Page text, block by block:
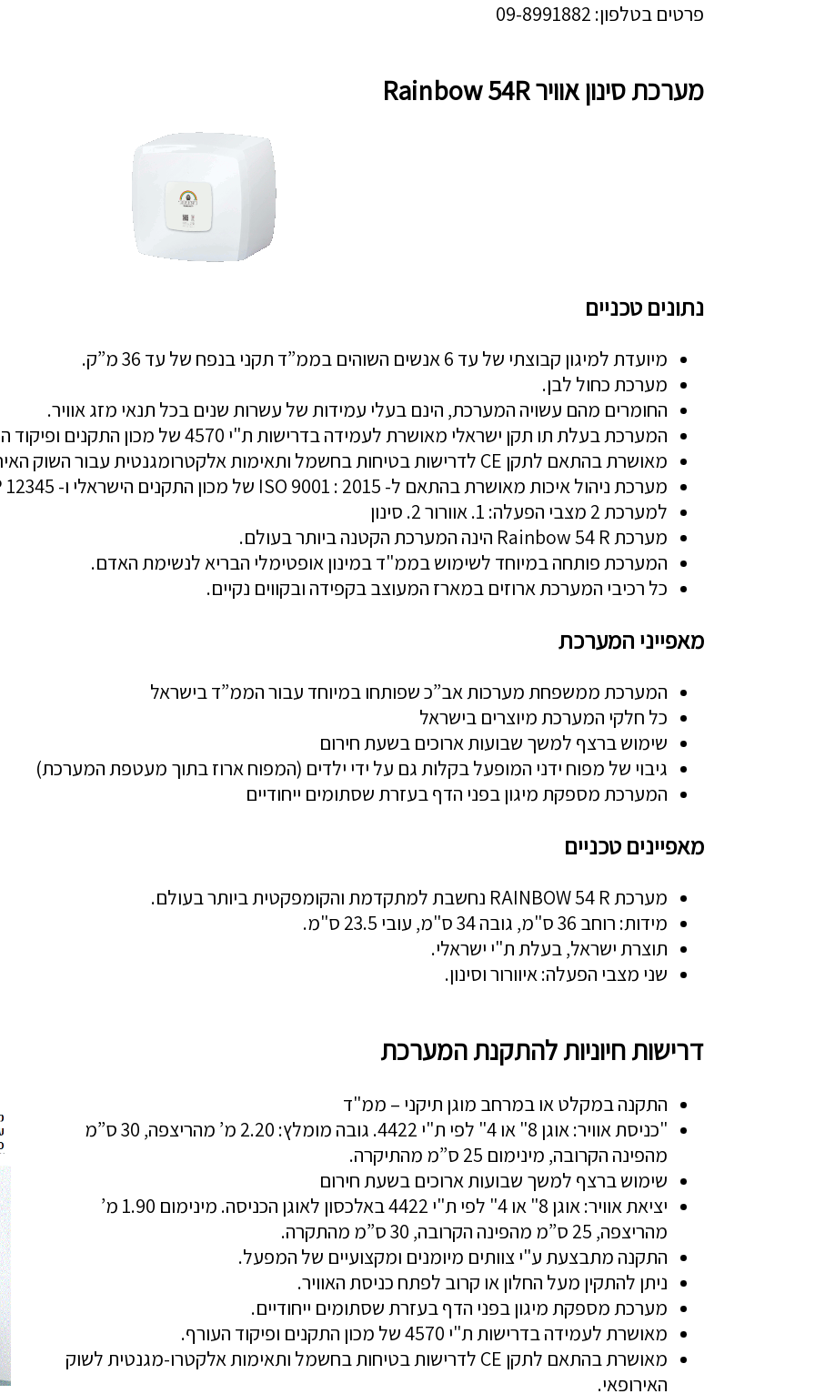
פרטים בטלפון: 09-8991882
מערכת סינון אוויר Rainbow 54R
נתונים טכניים
מיועדת למיגון קבוצתי של עד 6 אנשים השוהים בממ”ד תקני בנפח של עד 36 מ”ק.
מערכת כחול לבן.
החומרים מהם עשויה המערכת, הינם בעלי עמידות של עשרות שנים בכל תנאי מזג אוויר.
המערכת בעלת תו תקן ישראלי מאושרת לעמידה בדרישות ת"י 4570 של מכון התקנים ופיקוד העורף.
מאושרת בהתאם לתקן CE לדרישות בטיחות בחשמל ותאימות אלקטרומגנטית עבור השוק האירופאי.
מערכת ניהול איכות מאושרת בהתאם ל- 2015 : ISO 9001 של מכון התקנים הישראלי ו- AQAP 12345
למערכת 2 מצבי הפעלה: 1. אוורור 2. סינון
מערכת Rainbow 54 R הינה המערכת הקטנה ביותר בעולם.
המערכת פותחה במיוחד לשימוש בממ"ד במינון אופטימלי הבריא לנשימת האדם.
כל רכיבי המערכת ארוזים במארז המעוצב בקפידה ובקווים נקיים.
מאפייני המערכת
המערכת ממשפחת מערכות אב”כ שפותחו במיוחד עבור הממ”ד בישראל
כל חלקי המערכת מיוצרים בישראל
שימוש ברצף למשך שבועות ארוכים בשעת חירום
גיבוי של מפוח ידני המופעל בקלות גם על ידי ילדים (המפוח ארוז בתוך מעטפת המערכת)
המערכת מספקת מיגון בפני הדף בעזרת שסתומים ייחודיים
מאפיינים טכניים
מערכת RAINBOW 54 R נחשבת למתקדמת והקומפקטית ביותר בעולם.
מידות: רוחב 36 ס"מ, גובה 34 ס"מ, עובי 23.5 ס"מ.
תוצרת ישראל, בעלת ת"י ישראלי.
שני מצבי הפעלה: איוורור וסינון.
דרישות חיוניות להתקנת המערכת
התקנה במקלט או במרחב מוגן תיקני – ממ"ד
"כניסת אוויר: אוגן 8" או 4" לפי ת"י 4422. גובה מומלץ: 2.20 מ’ מהריצפה, 30 ס”מ
מהפינה הקרובה, מינימום 25 ס”מ מהתיקרה.
שימוש ברצף למשך שבועות ארוכים בשעת חירום
יציאת אוויר: אוגן 8" או 4" לפי ת"י 4422 באלכסון לאוגן הכניסה. מינימום 1.90 מ’
מהריצפה, 25 ס”מ מהפינה הקרובה, 30 ס”מ מהתקרה.
התקנה מתבצעת ע"י צוותים מיומנים ומקצועיים של המפעל.
ניתן להתקין מעל החלון או קרוב לפתח כניסת האוויר.
מערכת מספקת מיגון בפני הדף בעזרת שסתומים ייחודיים.
מאושרת לעמידה בדרישות ת"י 4570 של מכון התקנים ופיקוד העורף.
מאושרת בהתאם לתקן CE לדרישות בטיחות בחשמל ותאימות אלקטרו-מגנטית לשוק
האירופאי.